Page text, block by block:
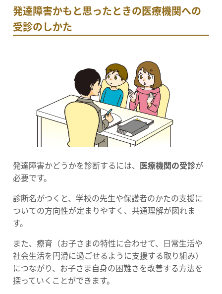
発達障害かもと思ったときの医療機関への
受診のしかた
発達障害かどうかを診断するには、 医療機関の受診が
必要です。
診断名がつくと、学校の先生や保護者のかたの支援に
ついての方向性が定まりやすく、共通理解が図れま
す。
また、療育（お子さまの特性に合わせて、日常生活や
社会生活を円滑に過ごせるように支援する取り組み）
につながり、お子さま自身の困難さを改善する方法を
探っていくことができます。